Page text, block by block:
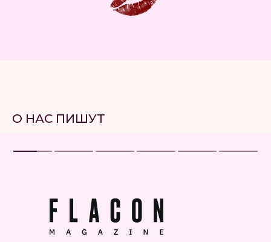
О НАС ПИШУТ